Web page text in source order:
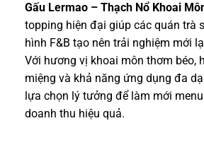
Gấu Lermao – Thạch Nổ Khoai
topping hiện đại giúp các quán trà
hình F&B tạo nên trải nghiệm mới
Với hương vị khoai môn thơm béo,
miệng và khả năng ứng dụng đa
lựa chọn lý tưởng để làm mới
doanh thu hiệu quả.